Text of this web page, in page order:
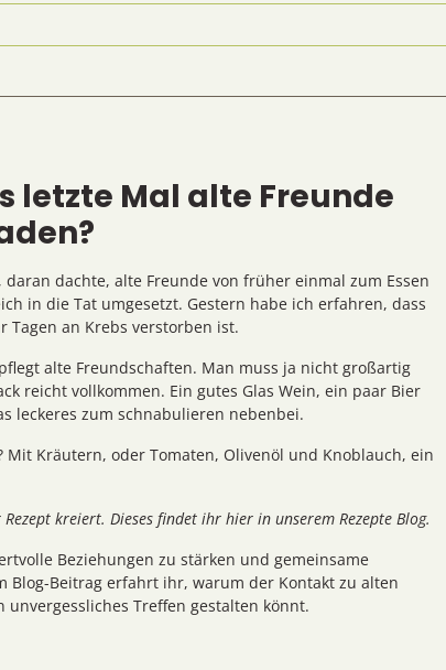
letzte Mal alte Freunde
dachte, alte Freunde von früher einmal zum Essen
in die Tat umgesetzt. Gestern habe ich erfahren, dass
Tagen an Krebs verstorben ist.
alte Freundschaften. Man muss ja nicht großartig
reicht vollkommen. Ein gutes Glas Wein, ein paar Bier
leckeres zum schnabulieren nebenbei.
Mit Kräutern, oder Tomaten, Olivenöl und Knoblauch, ein
kreiert. Dieses findet ihr hier in unserem Rezepte Blog.
Beziehungen zu stärken und gemeinsame
Blog-Beitrag erfahrt ihr, warum der Kontakt zu alten
Treffen gestalten könnt.